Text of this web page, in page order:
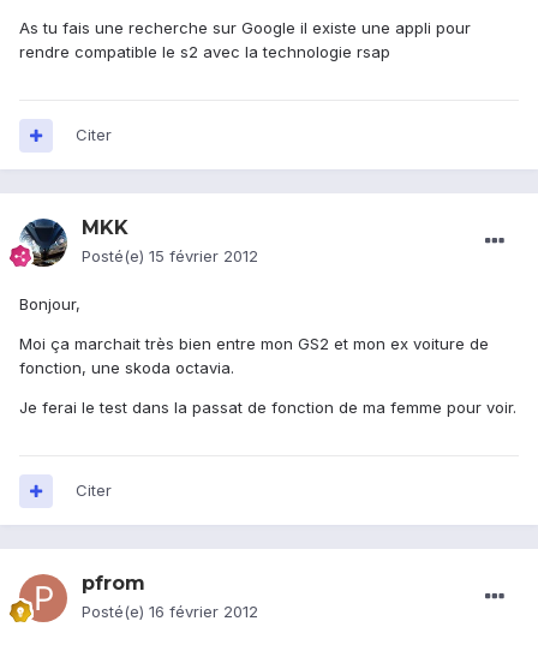
As tu fais une recherche sur Google il existe une appli pour
rendre compatible le s2 avec la technologie rsap
Citer
MKK
Posté(e) 15 février 2012
Bonjour,
Moi ça marchait très bien entre mon GS2 et mon ex voiture de
fonction, une skoda octavia.
Je ferai le test dans la passat de fonction de ma femme pour voir.
Citer
pfrom
Posté(e) 16 février 2012